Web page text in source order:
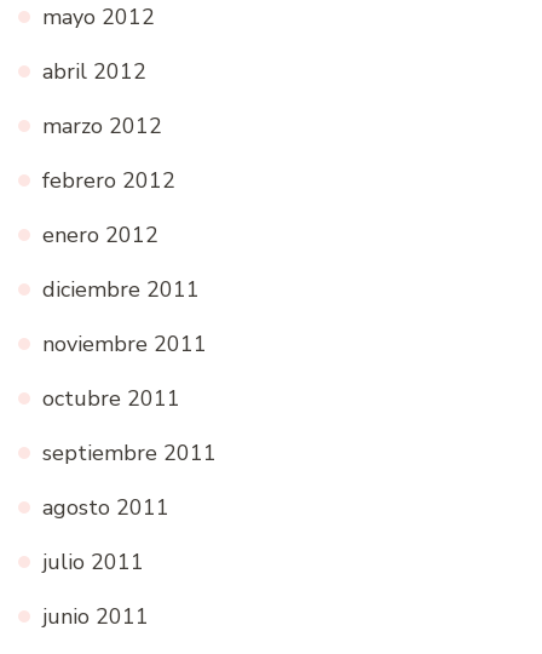
mayo 2012
abril 2012
marzo 2012
febrero 2012
enero 2012
diciembre 2011
noviembre 2011
octubre 2011
septiembre 2011
agosto 2011
julio 2011
junio 2011